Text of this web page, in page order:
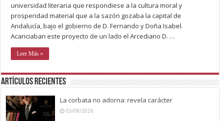
universidad literaria que respondiese a la cultura moral y
prosperidad material que a la sazón gozaba la capital de
Andalucía, bajo el gobierno de D. Fernando y Doña Isabel.
Acariciaban este proyecto de un lado el Arcediano D. …
Leer Más »
Artículos recientes
La corbata no adorna: revela carácter
03/08/2026